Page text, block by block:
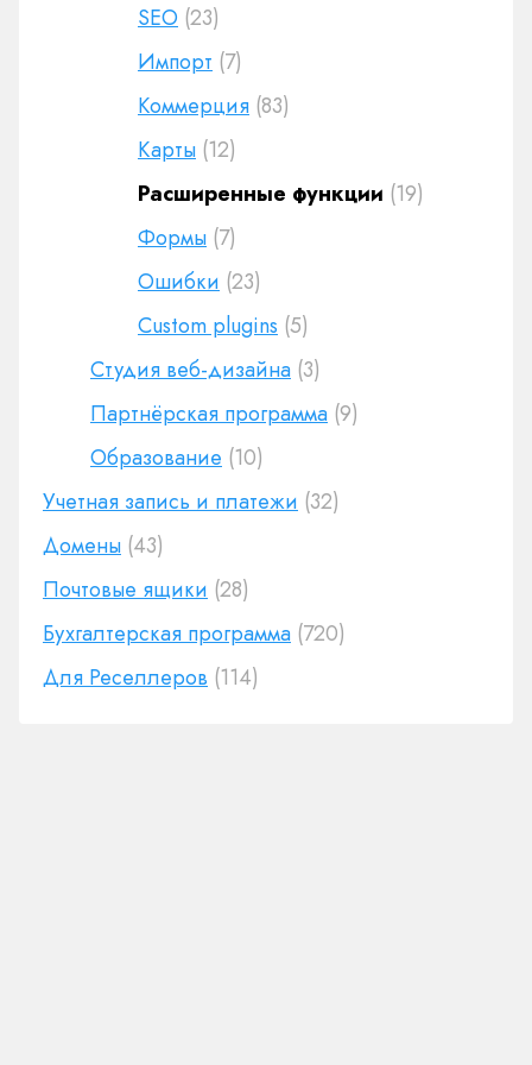
SEO (23)
Импорт (7)
Коммерция (83)
Карты (12)
Расширенные функции (19)
Формы (7)
Ошибки (23)
Custom plugins (5)
Студия веб-дизайна (3)
Партнёрская программа (9)
Образование (10)
Учетная запись и платежи (32)
Домены (43)
Почтовые ящики (28)
Бухгалтерская программа (720)
Для Реселлеров (114)